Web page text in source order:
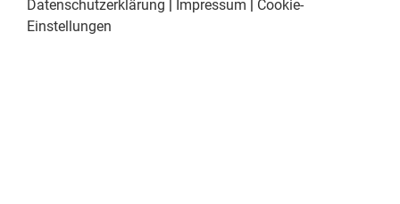
Datenschutzerklärung Impressum
Cookie-
Einstellungen